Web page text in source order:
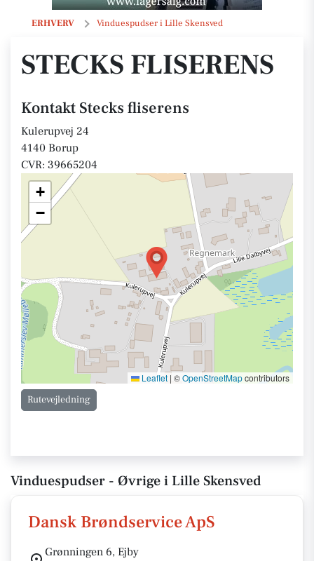
ERHVERV Vinduespudser i Lille Skensved
Stecks fliserens
STECKS FLISERENS
Kontakt Stecks fliserens
Kulerupvej 24
4140 Borup
CVR: 39665204
+
−
Leaflet | ©OpenStreetMapcontributors
Rutevejledning
Vinduespudser - Øvrige i Lille Skensved
Dansk Brøndservice ApS
Grønningen 6, Ejby